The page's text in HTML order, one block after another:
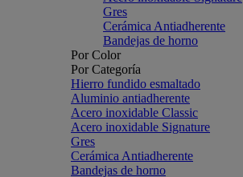
Gres
Cerámica Antiadherente
Bandejas de horno
Por Color
Por Categoría
Hierro fundido esmaltado
Aluminio antiadherente
Acero inoxidable Classic
Acero inoxidable Signature
Gres
Cerámica Antiadherente
Bandejas de horno